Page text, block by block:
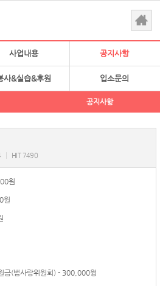
사업내용 공지사항
사&실습&후원 입소문의
공지사항
HIT 7490
원
원
금(법사랑위원회) - 300,000웡